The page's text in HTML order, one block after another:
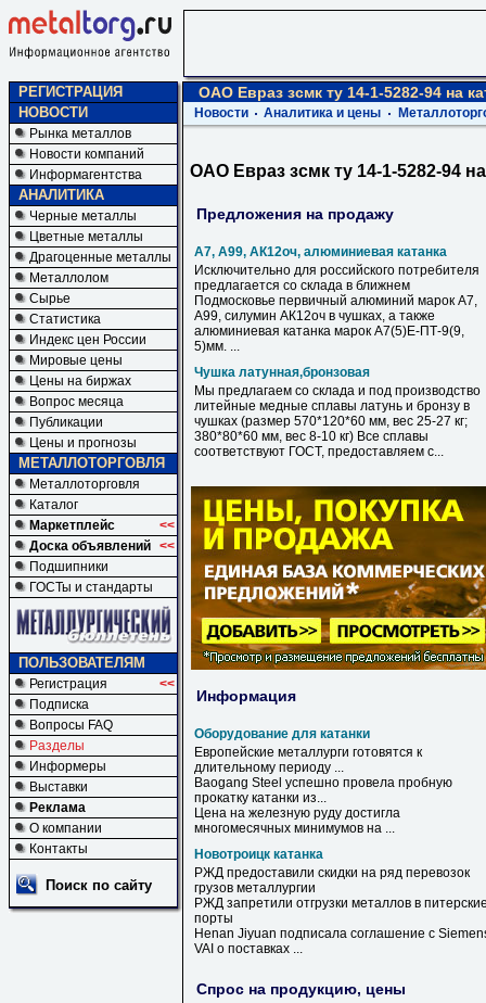
РЕГИСТРАЦИЯ
НОВОСТИ
Рынка металлов
Новости компаний
Информагентства
АНАЛИТИКА
Черные металлы
Цветные металлы
Драгоценные металлы
Металлолом
Сырье
Статистика
Индекс цен России
Мировые цены
Цены на биржах
Вопрос месяца
Публикации
Цены и прогнозы
МЕТАЛЛОТОРГОВЛЯ
Металлоторговля
Каталог
Маркетплейс
<<
Доска объявлений <<
Подшипники
ГОСТы и стандарты
ПОЛЬЗОВАТЕЛЯМ
Регистрация
<<
Подписка
Вопросы FAQ
Разделы
Информеры
Выставки
Реклама
О компании
Контакты
Поиск по сайту
ОАО Евраз зсмк ту 14-1-5282-94 на
Новости Аналитика и цены
ОАО Евраз зсмк ту 14-1-5282-94
Предложения на продажу
А7, А99, АК12оч, алюминиевая катанка
Исключительно для российского потребителя
предлагается со склада в ближнем
Подмосковье первичный алюминий марок А7,
А99, силумин АК12оч в чушках, а также
алюминиевая катанка марок А7(5)Е-ПТ-9(9,
5)мм. ...
Чушка латунная,бронзовая
Мы предлагаем со склада и под производство
литейные медные сплавы латунь и бронзу в
чушках (размер 570*120*60 мм, вес 25-27 кг;
380*80*60 мм, вес 8-10 кг) Все сплавы
соответствуют ГОСТ, предоставляем с...
Информация
Оборудование для катанки
Европейские металлурги готовятся к
длительному периоду ...
Baogang Steel успешно провела пробную
прокатку катанки из...
Цена на железную руду достигла
многомесячных минимумов на ...
Новотроицк катанка
РЖД предоставили скидки на ряд перевозок
грузов металлургии
РЖД запретили отгрузки металлов в
порты
Henan Jiyuan подписала соглашение с
VAI о поставках ...
Спрос на продукцию, цены